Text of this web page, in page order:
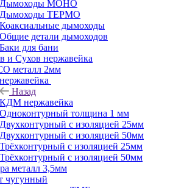
Дымоходы МОНО
Дымоходы ТЕРМО
Коаксиальные дымоходы
Общие детали дымоходов
Баки для бани
и Сухов нержавейка
металл 2мм
Назад
КДМ нержавейка
Одноконтурный толщина 1 мм
Двухконтурный с изоляцией 25мм
Двухконтурный с изоляцией 50мм
Трёхконтурный с изоляцией 25мм
Трёхконтурный с изоляцией 50мм
металл 3,5мм
чугунный